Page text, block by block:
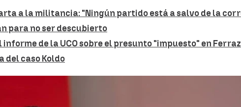
a la militancia: "Ningún partido está a salvo de la
para no ser descubierto
de la UCO sobre el presunto "impuesto" en Ferraz
del caso Koldo